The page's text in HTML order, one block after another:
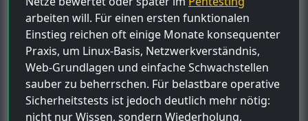
arbeiten will. Für einen ersten funktionalen
Einstieg reichen oft einige Monate konsequenter
Praxis, um Linux-Basis, Netzwerkverständnis,
Web-Grundlagen und einfache Schwachstellen
sauber zu beherrschen. Für belastbare operative
Sicherheitstests ist jedoch deutlich mehr nötig:
nicht nur Wissen, sondern Wiederholung,